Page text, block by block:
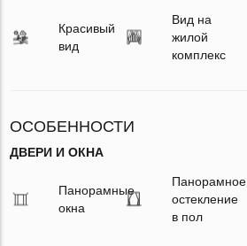
Красивый
вид
Вид на
жилой
комплекс
ОСОБЕННОСТИ
ДВЕРИ И ОКНА
Панорамные
окна
Панорамное
остекление
в пол